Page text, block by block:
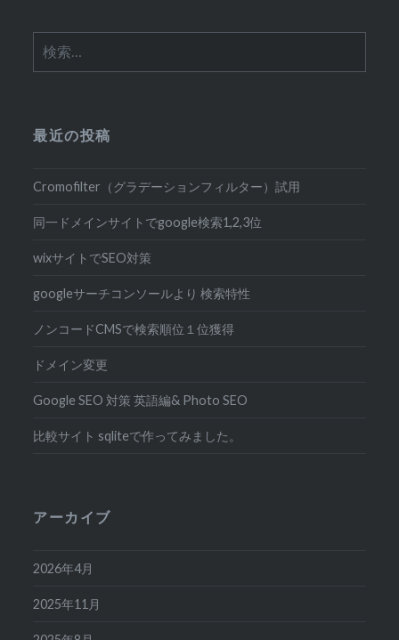
索:
最近の投稿
Cromofilter（グラデーションフィルター）試用
同一ドメインサイトでgoogle検索1,2,3位
wixサイトでSEO対策
googleサーチコンソールより 検索特性
ノンコードCMSで検索順位１位獲得
ドメイン変更
Google SEO 対策 英語編& Photo SEO
比較サイト sqliteで作ってみました。
アーカイブ
2026年4月
2025年11月